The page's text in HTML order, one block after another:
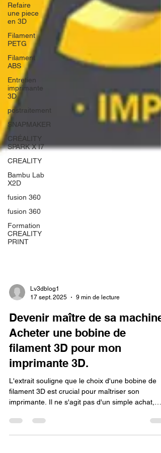
Refaire
une piece
en 3D
Filament
PETG
Filament
ABS
Entretien
imprimante
3D
postraitement
SNAPMAKER
CRÉALITY
SPARK X I7
CREALITY
Bambu Lab
X2D
fusion 360
fusion 360
Formation
CREALITY
PRINT
17 sept. 2025
9 min de lecture
Devenir maître de sa machine
Acheter une bobine de
filament 3D pour mon
imprimante 3D.
L'extrait souligne que le choix d'une bobine de
filament 3D est crucial pour maîtriser son
imprimante. Il ne s'agit pas d'un simple achat,